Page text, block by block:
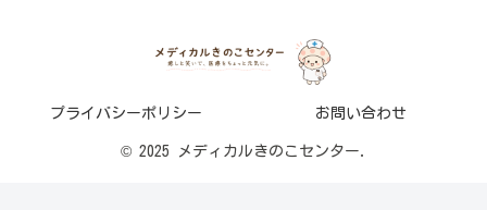
プライバシーポリシー お問い合わせ
© 2025 メディカルきのこセンター.